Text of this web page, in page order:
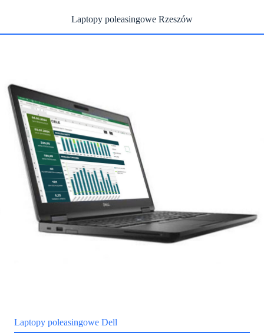
Laptopy poleasingowe Rzeszów
Laptopy poleasingowe Dell